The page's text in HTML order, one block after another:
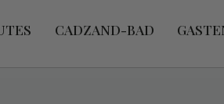
CADZAND-BAD